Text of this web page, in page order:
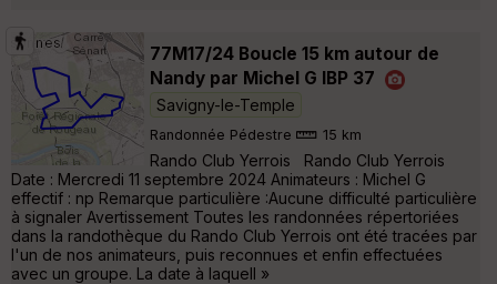
77M17/24 Boucle 15 km autour de
Nandy par Michel G IBP 37
Savigny-le-Temple
Randonnée Pédestre 15 km
Rando Club Yerrois Rando Club Yerrois
Date : Mercredi 11 septembre 2024 Animateurs : Michel G
effectif : np Remarque particulière :Aucune difficulté particulière
à signaler Avertissement Toutes les randonnées répertoriées
dans la randothèque du Rando Club Yerrois ont été tracées par
l'un de nos animateurs, puis reconnues et enfin effectuées
avec un groupe. La date à laquell »